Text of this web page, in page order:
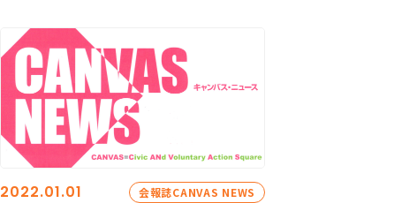
2022.01.01 会報誌CANVAS NEWS